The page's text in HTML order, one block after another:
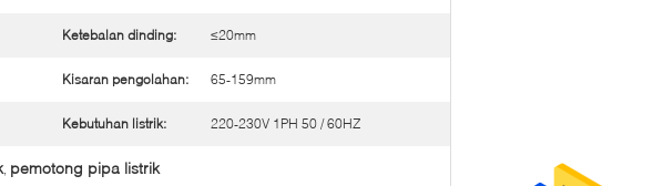
Ketebalan dinding: ≤20mm
Kisaran pengolahan: 65-159mm
Kebutuhan listrik: 220-230V 1PH 50 / 60HZ
, pemotong pipa listrik